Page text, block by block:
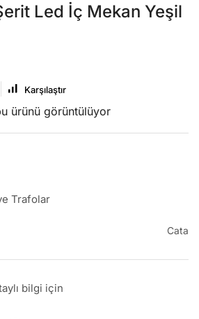
Led İç Mekan Yeşil
Karşılaştır
ürünü görüntülüyor
Trafolar
Cata
bilgi için